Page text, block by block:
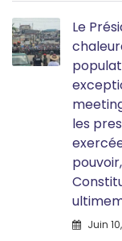
Le
les
Juin